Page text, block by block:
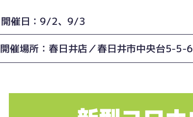
開催日：9/2、9/3
開催場所：春日井店／春日井市中央台5-5-6